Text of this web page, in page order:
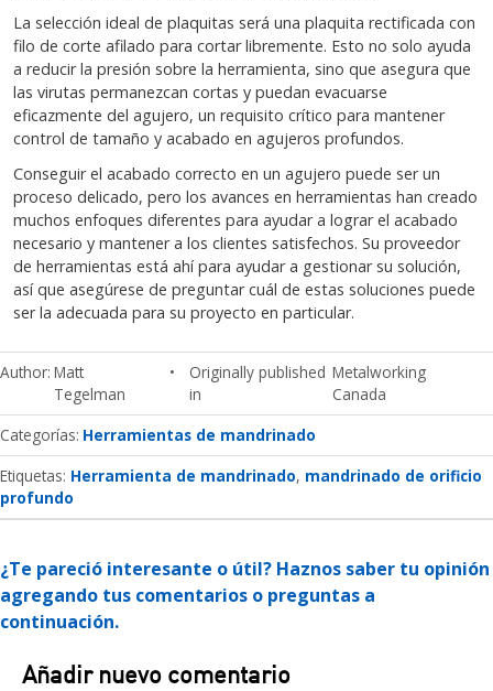
La selección ideal de plaquitas será una plaquita rectificada con
filo de corte afilado para cortar libremente. Esto no solo ayuda
a reducir la presión sobre la herramienta, sino que asegura que
las virutas permanezcan cortas y puedan evacuarse
eficazmente del agujero, un requisito crítico para mantener
control de tamaño y acabado en agujeros profundos.
Conseguir el acabado correcto en un agujero puede ser un
proceso delicado, pero los avances en herramientas han creado
muchos enfoques diferentes para ayudar a lograr el acabado
necesario y mantener a los clientes satisfechos. Su proveedor
de herramientas está ahí para ayudar a gestionar su solución,
así que asegúrese de preguntar cuál de estas soluciones puede
ser la adecuada para su proyecto en particular.
Author Matt
Tegelman
Originally published
in
Metalworking
Canada
Categorías Herramientas de mandrinado
Etiquetas: Herramienta de mandrinado mandrinado de orificio
profundo
¿Te pareció interesante o útil? Haznos saber tu opinión
agregando tus comentarios o preguntas a
continuación.
Añadir nuevo comentario